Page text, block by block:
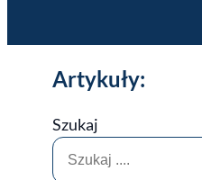
Artykuły:
Szukaj